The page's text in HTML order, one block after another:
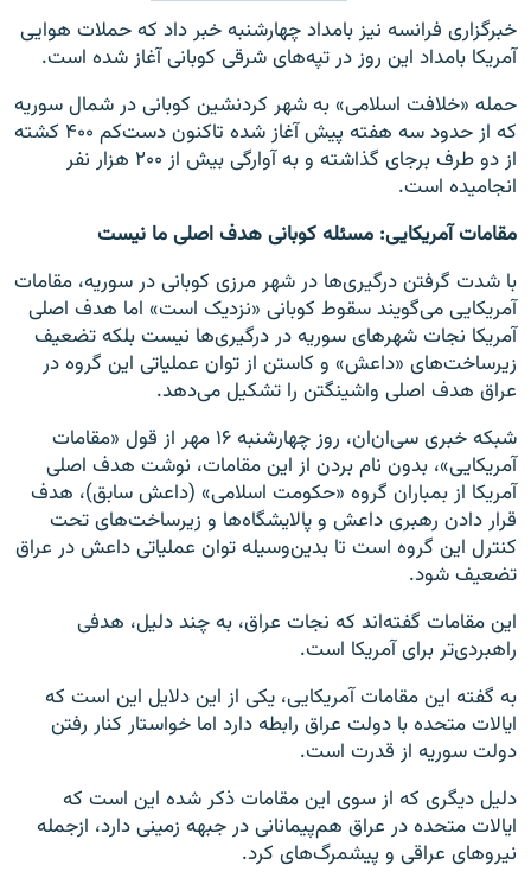
خبرگزاری فرانسه نیز بامداد چهارشنبه خبر داد که حملات هوایی
آمریکا بامداد این روز در تپه‌های شرقی کوبانی آغاز شده‌ است.
حمله «خلافت اسلامی» به شهر کردنشین کوبانی در شمال سوریه
که از حدود سه هفته پیش آغاز شده تاکنون دست‌کم ۴۰۰ کشته
از دو طرف برجای گذاشته و به آوارگی بیش از ۲۰۰ هزار نفر
انجامیده است.
مقامات آمریکایی: مسئله کوبانی هدف اصلی ما نیست
با شدت گرفتن درگیری‌ها در شهر مرزی کوبانی در سوریه، مقامات
آمریکایی می‌گویند سقوط کوبانی «نزدیک است» اما هدف اصلی
آمریکا نجات شهرهای سوریه در درگیری‌ها نیست بلکه تضعیف
زیرساخت‌های «داعش» و کاستن از توان عملیاتی این گروه در
عراق هدف اصلی واشینگتن را تشکیل می‌دهد.
شبکه خبری سی‌ان‌ان، روز چهارشنبه ۱۶ مهر از قول «مقامات
آمریکایی»، بدون نام بردن از این مقامات، نوشت هدف اصلی
آمریکا از بمباران گروه «حکومت اسلامی» (داعش سابق)، هدف
قرار دادن رهبری داعش و پالایشگاه‌ها و زیرساخت‌های تحت
کنترل این گروه است تا بدین‌وسیله توان عملیاتی داعش در عراق
تضعیف شود.
این مقامات گفته‌اند که نجات عراق، به چند دلیل، هدفی
راهبردی‌تر برای آمریکا است.
به گفته این مقامات آمریکایی، یکی از این دلایل این است که
ایالات متحده با دولت عراق رابطه دارد اما خواستار کنار رفتن
دولت سوریه از قدرت است.
دلیل دیگری که از سوی این مقامات ذکر شده این است که
ایالات متحده در عراق هم‌پیمانانی در جبهه زمینی دارد، ازجمله
نیروهای عراقی و پیشمرگ‌های کرد.